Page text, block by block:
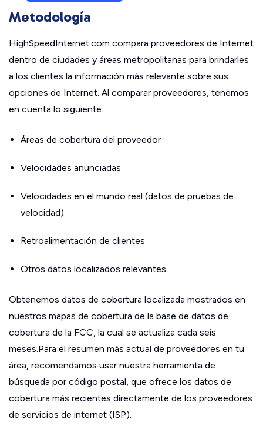
Metodología
HighSpeedInternet.com compara proveedores de Internet
dentro de ciudades y áreas metropolitanas para brindarles
a los clientes la información más relevante sobre sus
opciones de Internet. Al comparar proveedores, tenemos
en cuenta lo siguiente:
Áreas de cobertura del proveedor
Velocidades anunciadas
Velocidades en el mundo real (datos de pruebas de
velocidad)
Retroalimentación de clientes
Otros datos localizados relevantes
Obtenemos datos de cobertura localizada mostrados en
nuestros mapas de cobertura de la base de datos de
cobertura de la FCC, la cual se actualiza cada seis
meses.Para el resumen más actual de proveedores en tu
área, recomendamos usar nuestra herramienta de
búsqueda por código postal, que ofrece los datos de
cobertura más recientes directamente de los proveedores
de servicios de internet (ISP).